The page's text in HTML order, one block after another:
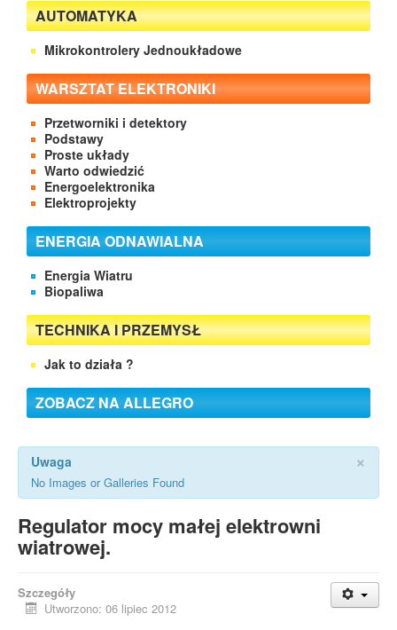
AUTOMATYKA
Mikrokontrolery Jednoukładowe
WARSZTAT ELEKTRONIKI
Przetworniki i detektory
Podstawy
Proste układy
Warto odwiedzić
Energoelektronika
Elektroprojekty
ENERGIA ODNAWIALNA
Energia Wiatru
Biopaliwa
TECHNIKA I PRZEMYSŁ
Jak to działa ?
ZOBACZ NA ALLEGRO
×
Uwaga
No Images or Galleries Found
Regulator mocy małej elektrowni
wiatrowej.
Szczegóły
Utworzono: 06 lipiec 2012